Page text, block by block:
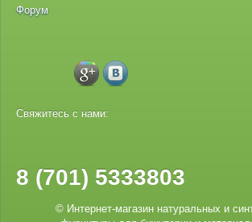
Форум
Свяжитесь с нами:
8 (701) 5333803
© Интернет-магазин натуральных и